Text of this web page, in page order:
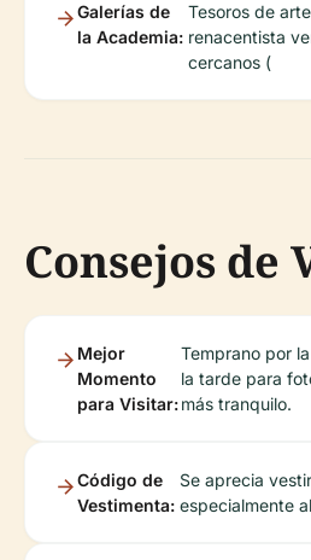
Galerías de
la Academia:
Tesoros de arte
renacentista
cercanos (
Consejos de
Mejor
Momento
para Visitar:
Temprano por
la tarde para
más tranquilo.
Código de
Vestimenta:
Se aprecia
especialmente